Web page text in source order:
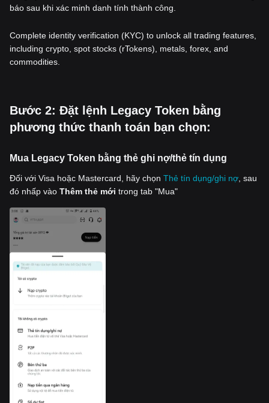
báo sau khi xác minh danh tính thành công.
Complete identity verification (KYC) to unlock all trading features,
including crypto, spot stocks (rTokens), metals, forex, and
commodities.
‌Bước 2: Đặt lệnh Legacy Token bằng
phương thức thanh toán bạn chọn:
Mua Legacy Token bằng thẻ ghi nợ/thẻ tín dụng
Đối với Visa hoặc Mastercard, hãy chọn Thẻ tín dụng/ghi nợ , sau
đó nhấp vào Thêm thẻ mới trong tab "Mua"